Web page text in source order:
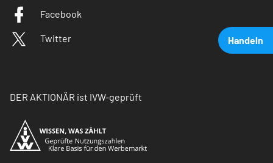
Handeln
Facebook
Twitter
DER AKTIONÄR ist IVW-geprüft